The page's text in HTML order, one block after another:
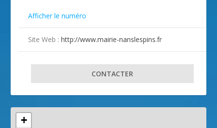
Afficher le numéro
Site Web :http://www.mairie-nanslespins.fr
CONTACTER
+